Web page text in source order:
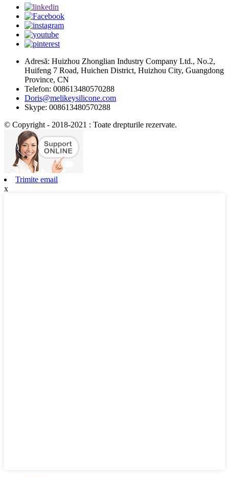
Adresă: Huizhou Zhonglian Industry Company Ltd., No.2,
Huifeng 7 Road, Huichen District, Huizhou City, Guangdong
Province, CN
Telefon: 008613480570288
Doris@melikeysilicone.com
Skype: 008613480570288
© Copyright - 2018-2021 : Toate drepturile rezervate.
Trimite email
x